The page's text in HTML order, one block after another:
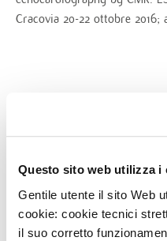
Questo sito web utilizza i
Gentile utente il sito Web
cookie: cookie tecnici
il suo corretto
Cracovia 20-22 ottobre 2016;
NEWS CORRELATE